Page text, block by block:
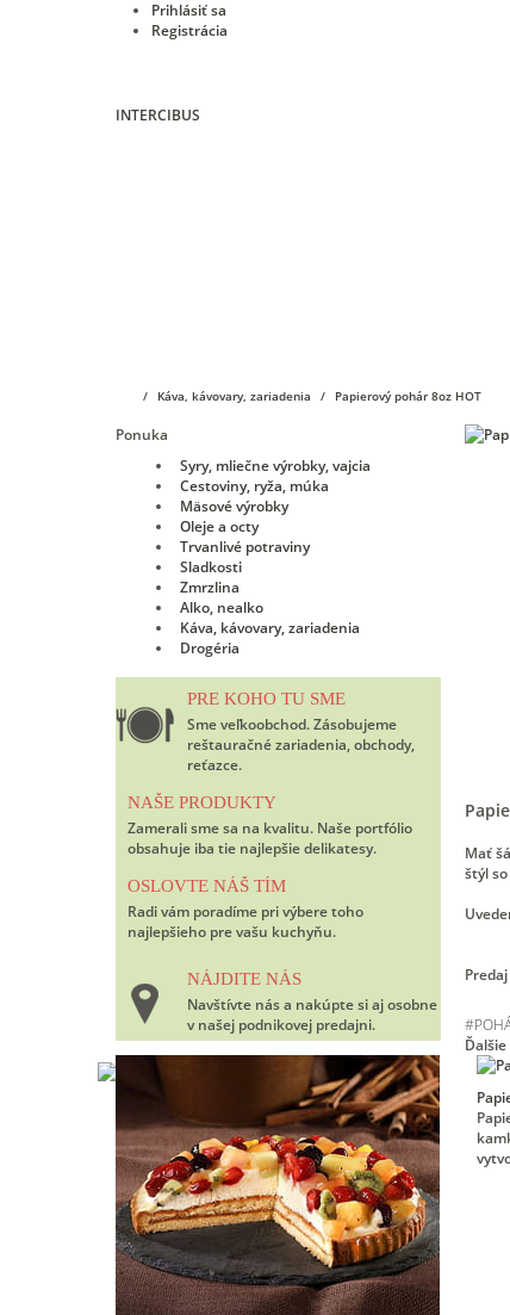
Prihlásiť sa
Registrácia
INTERCIBUS
Káva, kávovary, zariadenia Papierový pohár 8oz HOT
Ponuka
Syry, mliečne výrobky, vajcia
Cestoviny, ryža, múka
Mäsové výrobky
Oleje a octy
Trvanlivé potraviny
Sladkosti
Zmrzlina
Alko, nealko
Káva, kávovary, zariadenia
Drogéria
PRE KOHO TU SME
Sme veľkoobchod. Zásobujeme
reštauračné zariadenia, obchody,
reťazce.
NAŠE PRODUKTY
Zamerali sme sa na kvalitu. Naše portfólio
obsahuje iba tie najlepšie delikatesy.
OSLOVTE NÁŠ TÍM
Radi vám poradíme pri výbere toho
najlepšieho pre vašu kuchyňu.
NÁJDITE NÁS
Navštívte nás a nakúpte si aj osobne
v našej podnikovej predajni.
Mať
štýl
#